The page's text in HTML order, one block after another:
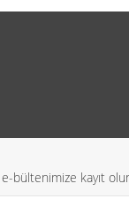
bültenimize kayıt